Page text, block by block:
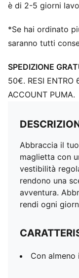
è di 2-5 giorni
*Se hai ordinato
saranno tutti
SPEDIZIONE
50€. RESI ENTRO
ACCOUNT PUMA.
Abbraccia il
maglietta con
vestibilità
rendono una
avventura.
rendi ogni
Con